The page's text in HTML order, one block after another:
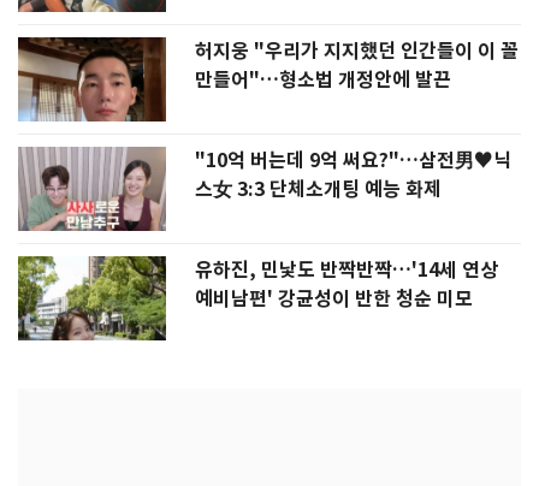
허지웅 "우리가 지지했던 인간들이 이 꼴
만들어"…형소법 개정안에 발끈
"10억 버는데 9억 써요?"…삼전男♥닉
스女 3:3 단체소개팅 예능 화제
유하진, 민낯도 반짝반짝…'14세 연상
예비남편' 강균성이 반한 청순 미모